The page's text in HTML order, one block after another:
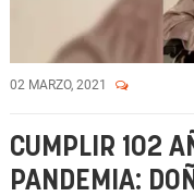
02 MARZO, 2021
CUMPLIR 102
PANDEMIA: